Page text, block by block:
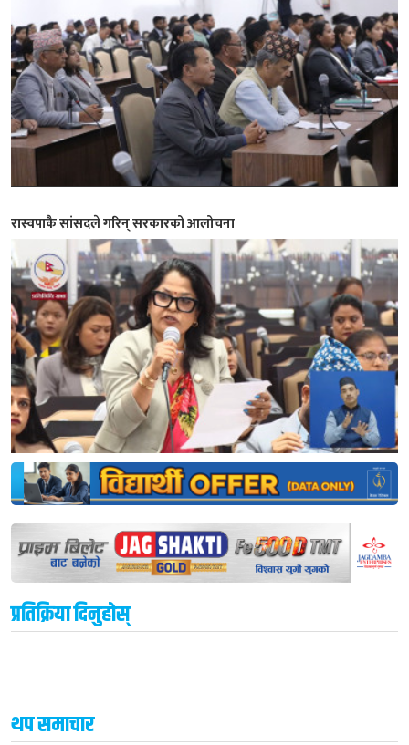
रास्वपाकै सांसदले गरिन् सरकारको आलोचना
प्रतिक्रिया दिनुहोस्
थप समाचार